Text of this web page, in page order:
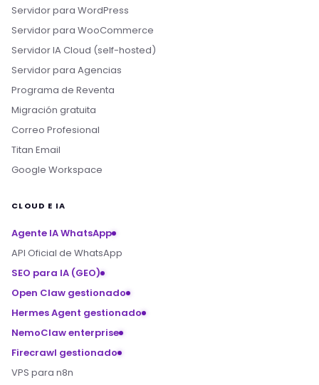
Servidor para WordPress
Servidor para WooCommerce
Servidor IA Cloud (self-hosted)
Servidor para Agencias
Programa de Reventa
Migración gratuita
Correo Profesional
Titan Email
Google Workspace
CLOUD E IA
Agente IA WhatsApp
API Oficial de WhatsApp
SEO para IA (GEO)
Open Claw gestionado
Hermes Agent gestionado
NemoClaw enterprise
Firecrawl gestionado
VPS para n8n